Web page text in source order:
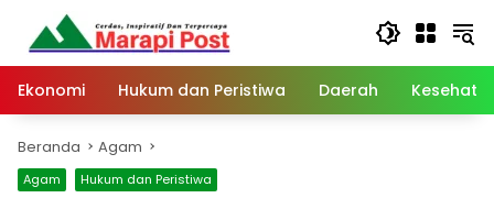
Langsung
konten
Ekonomi
Hukum dan Peristiwa Daerah
Beranda Agam
Agam Hukum dan Peristiwa